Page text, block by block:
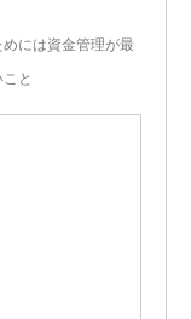
には資金管理が最
と